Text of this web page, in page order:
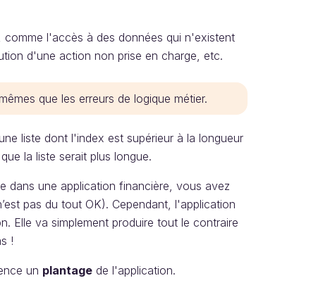
l'accès à des données qui n'existent
d'une action non prise en charge, etc.
que les erreurs de logique métier.
liste dont l'index est supérieur à la longueur
la liste serait plus longue.
dans une application financière, vous avez
pas du tout OK). Cependant, l'application
Elle va simplement produire tout le contraire
!
un plantage de l'application.